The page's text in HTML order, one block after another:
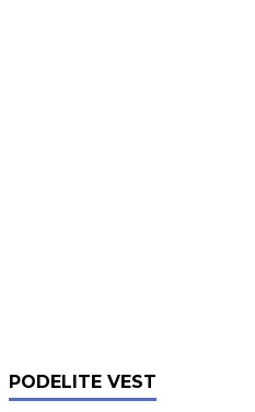
PODELITE VEST